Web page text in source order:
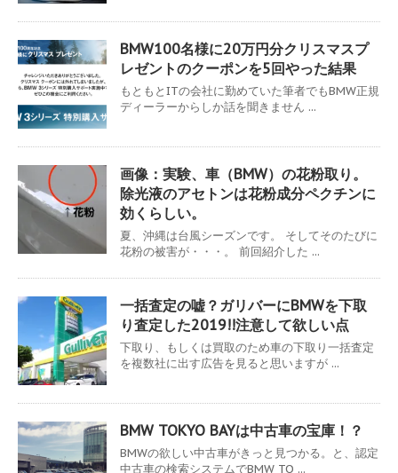
BMW100名様に20万円分クリスマスプ
レゼントのクーポンを5回やった結果
もともとITの会社に勤めていた筆者でもBMW正規
ディーラーからしか話を聞きません ...
画像：実験、車（BMW）の花粉取り。
除光液のアセトンは花粉成分ペクチンに
効くらしい。
夏、沖縄は台風シーズンです。 そしてそのたびに
花粉の被害が・・・。 前回紹介した ...
一括査定の嘘？ガリバーにBMWを下取
り査定した2019!!注意して欲しい点
下取り、もしくは買取のため車の下取り一括査定
を複数社に出す広告を見ると思いますが ...
BMW TOKYO BAYは中古車の宝庫！？
BMWの欲しい中古車がきっと見つかる。と、認定
中古車の検索システムでBMW TO ...